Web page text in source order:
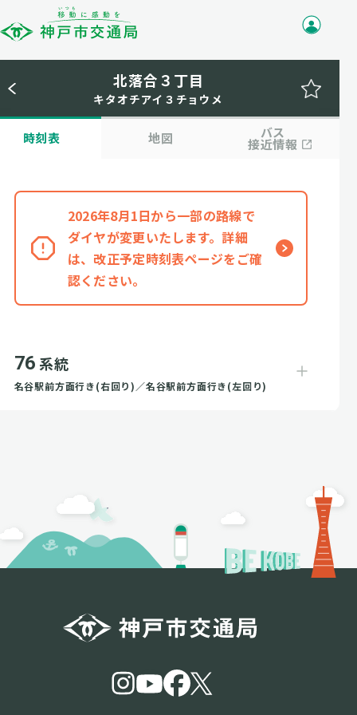
北落合３丁目
キタオチアイ３チョウメ
時刻表 地図 バス
接近情報
2026年8月1日から一部の路線で
ダイヤが変更いたします。詳細
は、改正予定時刻表ページをご確
認ください。
76 系統
名谷駅前方面行き(右回り)／名谷駅前方面行き(左回り)